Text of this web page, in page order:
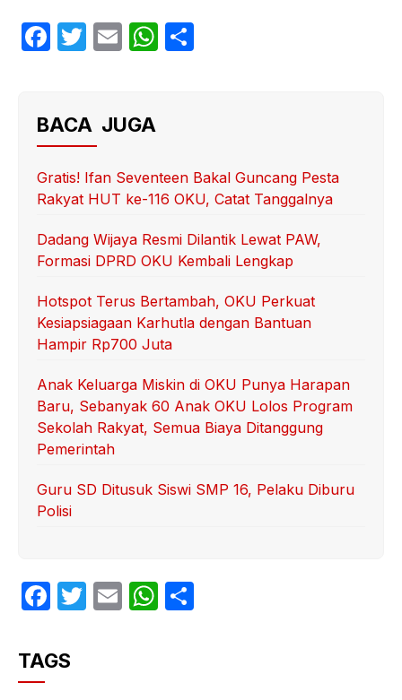
F
e
b
o
o
k
T
er
E
W
p
p
BACA JUGA
Gratis! Ifan Seventeen Bakal Guncang Pesta
Rakyat HUT ke-116 OKU, Catat Tanggalnya
Dadang Wijaya Resmi Dilantik Lewat PAW,
Formasi DPRD OKU Kembali Lengkap
Hotspot Terus Bertambah, OKU Perkuat
Kesiapsiagaan Karhutla dengan Bantuan
Hampir Rp700 Juta
Anak Keluarga Miskin di OKU Punya Harapan
Baru, Sebanyak 60 Anak OKU Lolos Program
Sekolah Rakyat, Semua Biaya Ditanggung
Pemerintah
Guru SD Ditusuk Siswi SMP 16, Pelaku Diburu
Polisi
F
c
T
E
W
TAGS